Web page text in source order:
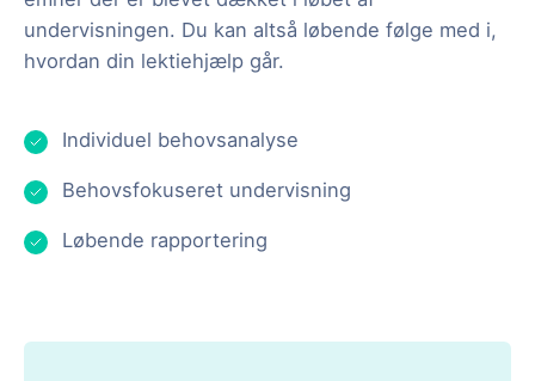
undervisningen. Du kan altså løbende følge med i,
hvordan din lektiehjælp går.
Individuel behovsanalyse
Behovsfokuseret undervisning
Løbende rapportering